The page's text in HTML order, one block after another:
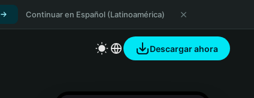
Continuar en Español (Latinoamérica)
Descargar ahora